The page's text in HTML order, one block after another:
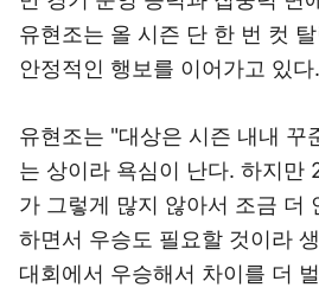
유현조는 올 시즌 단 한 번 컷
안정적인 행보를 이어가고 있다.
유현조는 "대상은 시즌 내내 꾸
는 상이라 욕심이 난다. 하지만
가 그렇게 많지 않아서 조금 더
하면서 우승도 필요할 것이라
대회에서 우승해서 차이를 더